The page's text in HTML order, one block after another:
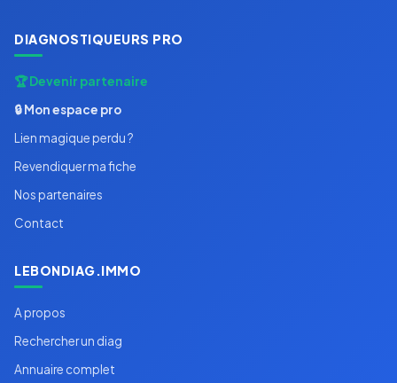
DIAGNOSTIQUEURS PRO
🏆 Devenir partenaire
🔒 Mon espace pro
Lien magique perdu ?
Revendiquer ma fiche
Nos partenaires
Contact
LEBONDIAG.IMMO
A propos
Rechercher un diag
Annuaire complet